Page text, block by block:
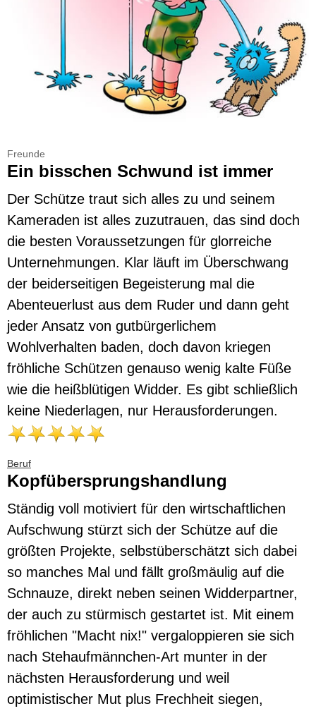
Freunde
Ein bisschen Schwund ist immer
Der Schütze traut sich alles zu und seinem
Kameraden ist alles zuzutrauen, das sind doch
die besten Voraussetzungen für glorreiche
Unternehmungen. Klar läuft im Überschwang
der beiderseitigen Begeisterung mal die
Abenteuerlust aus dem Ruder und dann geht
jeder Ansatz von gutbürgerlichem
Wohlverhalten baden, doch davon kriegen
fröhliche Schützen genauso wenig kalte Füße
wie die heißblütigen Widder. Es gibt schließlich
keine Niederlagen, nur Herausforderungen.
Beruf
Kopfübersprungshandlung
Ständig voll motiviert für den wirtschaftlichen
Aufschwung stürzt sich der Schütze auf die
größten Projekte, selbstüberschätzt sich dabei
so manches Mal und fällt großmäulig auf die
Schnauze, direkt neben seinen Widderpartner,
der auch zu stürmisch gestartet ist. Mit einem
fröhlichen "Macht nix!" vergaloppieren sie sich
nach Stehaufmännchen-Art munter in der
nächsten Herausforderung und weil
optimistischer Mut plus Frechheit siegen,